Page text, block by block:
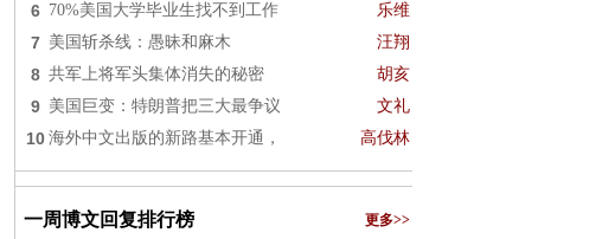
6 70%美国大学毕业生找不到工作 乐维
7 美国斩杀线：愚昧和麻木 汪翔
8 共军上将军头集体消失的秘密 胡亥
9 美国巨变：特朗普把三大最争议 文礼
10 海外中文出版的新路基本开通， 高伐林
一周博文回复排行榜 更多>>